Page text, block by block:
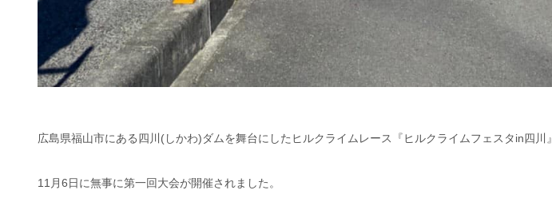
広島県福山市にある四川(しかわ)ダムを舞台にしたヒルクライムレース『ヒルクライムフェスタin四川』
11月6日に無事に第一回大会が開催されました。